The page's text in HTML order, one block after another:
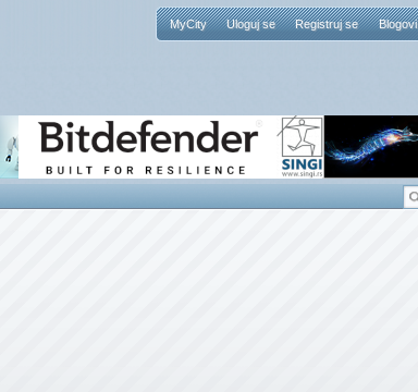
MyCity Uloguj se Registruj se Blogovi